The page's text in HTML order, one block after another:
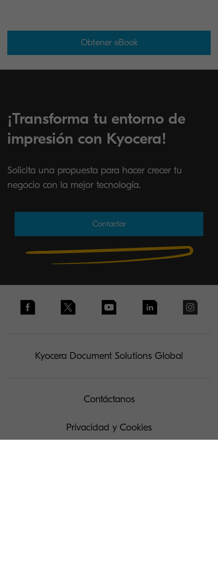
Obtener eBook
¡Transforma tu entorno de
impresión con Kyocera!
Solicita una propuesta para hacer crecer tu
negocio con la mejor tecnología.
Contactar
Kyocera Document Solutions Global
Contáctanos
Privacidad y Cookies